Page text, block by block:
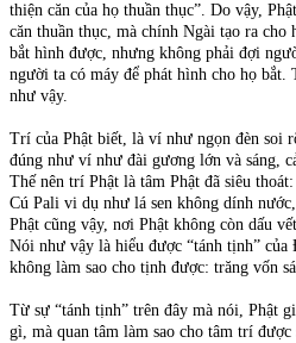
thiện căn của họ thuần thục”. Do vậy,
căn thuần thục, mà chính Ngài tạo ra cho
bắt hình được, nhưng không phải đợi
người ta có máy để phát hình cho họ bắt.
như vậy.
Trí của Phật biết, là ví như ngọn đèn soi
đúng như ví như đài gương lớn và sáng,
Thế nên trí Phật là tâm Phật đã siêu
Cú Pali vi dụ như lá sen không dính
Phật cũng vậy, nơi Phật không còn dấu
Nói như vậy là hiểu được “tánh tịnh”
không làm sao cho tịnh được: trăng vốn
Từ sự “tánh tịnh” trên đây mà nói, Phật
gì, mà quan tâm làm sao cho tâm trí